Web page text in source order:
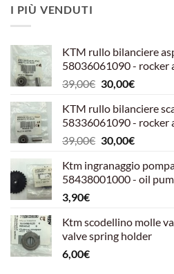
I PIÙ VENDUTI
KTM rullo bilanciere
58036061090 - rocker
39,00€ Il
originale
era:
39,00€.
30,00€Il
attuale
è:
30,00€.
KTM rullo bilanciere
58336061090 - rocker
39,00€ Il
originale
era:
30,00€Il
attuale
è:
Ktm ingranaggio
58438001000 - oil
3,90€
Ktm scodellino molle
valve spring holder
6,00€